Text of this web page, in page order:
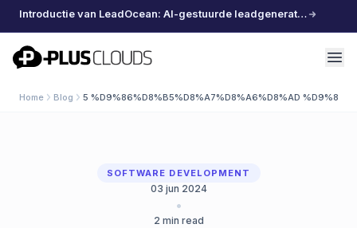
Introductie van LeadOcean: AI-gestuurde leadgeneratie, samengestelde data, moeiteloos schalen
PlusClouds
Home Blog 5 %D9%86%D8%B5%D8%A7%D8%A6%D8%AD
SOFTWARE DEVELOPMENT
03 jun 2024
•
2 min read